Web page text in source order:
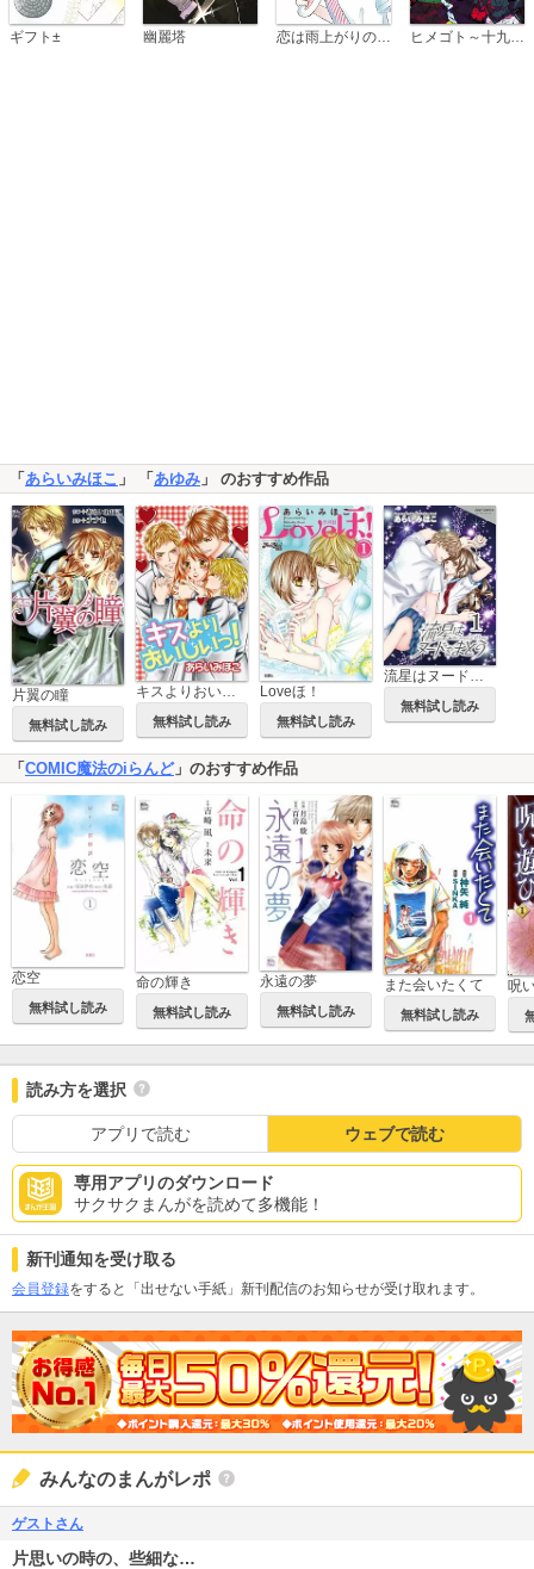
ギフト± 幽麗塔 恋は雨上がりのように ヒメゴト～十九歳の制服～
「 あらいみほこ 」 「 あゆみ 」 のおすすめ作品
片翼の瞳
無料試し読み
キスよりおいしいっ！
無料試し読み
Loveほ！
無料試し読み
流星はヌードをまとう
無料試し読み
「 COMIC魔法のiらんど」のおすすめ作品
恋空
無料試し読み
命の輝き
無料試し読み
永遠の夢
無料試し読み
また会いたくて
無料試し読み
呪
読み方を選択
アプリで読む ウェブで読む
専用アプリのダウンロード
サクサクまんがを読めて多機能！
新刊通知を受け取る
会員登録をすると「出せない手紙」新刊配信のお知らせが受け取れます。
みんなのまんがレポ
ゲストさん
片思いの時の、些細な…